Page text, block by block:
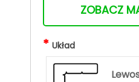
ZOBACZ
* Układ